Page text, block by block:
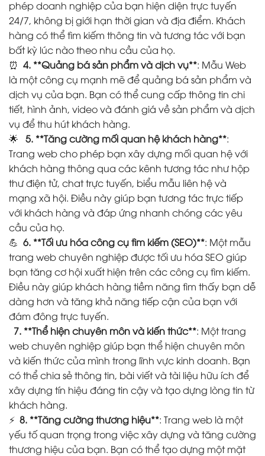
phép doanh nghiệp của bạn hiện diện trực tuyến
24/7, không bị giới hạn thời gian và địa điểm. Khách
hàng có thể tìm kiếm thông tin và tương tác với bạn
bất kỳ lúc nào theo nhu cầu của họ.
⏰ 4. **Quảng bá sản phẩm và dịch vụ**: Mẫu Web
là một công cụ mạnh mẽ để quảng bá sản phẩm và
dịch vụ của bạn. Bạn có thể cung cấp thông tin chi
tiết, hình ảnh, video và đánh giá về sản phẩm và dịch
vụ để thu hút khách hàng.
🌟 5. **Tăng cường mối quan hệ khách hàng**:
Trang web cho phép bạn xây dựng mối quan hệ với
khách hàng thông qua các kênh tương tác như hộp
thư điện tử, chat trực tuyến, biểu mẫu liên hệ và
mạng xã hội. Điều này giúp bạn tương tác trực tiếp
với khách hàng và đáp ứng nhanh chóng các yêu
cầu của họ.
💪 6. **Tối ưu hóa công cụ tìm kiếm (SEO)**: Một mẫu
trang web chuyên nghiệp được tối ưu hóa SEO giúp
bạn tăng cơ hội xuất hiện trên các công cụ tìm kiếm.
Điều này giúp khách hàng tiềm năng tìm thấy bạn dễ
dàng hơn và tăng khả năng tiếp cận của bạn với
đám đông trực tuyến.
7. **Thể hiện chuyên môn và kiến thức**: Một trang
web chuyên nghiệp giúp bạn thể hiện chuyên môn
và kiến thức của mình trong lĩnh vực kinh doanh. Bạn
có thể chia sẻ thông tin, bài viết và tài liệu hữu ích để
xây dựng tín hiệu đáng tin cậy và tạo dựng lòng tin từ
khách hàng.
⚡ 8. **Tăng cường thương hiệu**: Trang web là một
yếu tố quan trọng trong việc xây dựng và tăng cường
thương hiệu của bạn. Bạn có thể tạo dựng một mặt